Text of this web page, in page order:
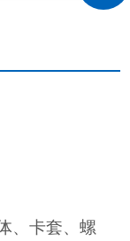
、卡套、螺